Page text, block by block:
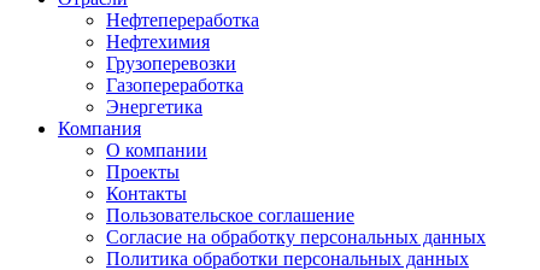
Нефтепереработка
Нефтехимия
Грузоперевозки
Газопереработка
Энергетика
Компания
О компании
Проекты
Контакты
Пользовательское соглашение
Согласие на обработку персональных данных
Политика обработки персональных данных